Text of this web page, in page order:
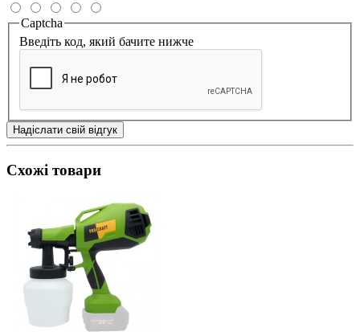
Captcha
Введіть код, який бачите нижче
Надіслати свій відгук
Схожі товари